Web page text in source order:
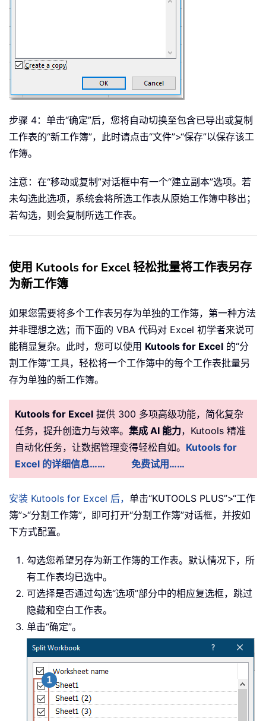
步骤 4：单击“确定”后，您将自动切换至包含已导出或复制
工作表的“新工作簿”，此时请点击“文件”>“保存”以保存该工
作簿。
注意：在“移动或复制”对话框中有一个“建立副本”选项。若
未勾选此选项，系统会将所选工作表从原始工作簿中移出；
若勾选，则会复制所选工作表。
使用 Kutools for Excel 轻松批量将工作表另存
为新工作簿
如果您需要将多个工作表另存为单独的工作簿，第一种方法
并非理想之选；而下面的 VBA 代码对 Excel 初学者来说可
能稍显复杂。此时，您可以使用 Kutools for Excel 的“分
割工作簿”工具，轻松将一个工作簿中的每个工作表批量另
存为单独的新工作簿。
Kutools for Excel 提供 300 多项高级功能，简化复杂
任务，提升创造力与效率。 集成 AI 能力，Kutools 精准
自动化任务，让数据管理变得轻松自如。 Kutools for
Excel 的详细信息……
免费试用……
安装 Kutools for Excel 后， 单击“KUTOOLS PLUS”>“工作
簿”>“分割工作簿”，即可打开“分割工作簿”对话框，并按如
下方式配置。
勾选您希望另存为新工作簿的工作表。默认情况下，所
有工作表均已选中。
可选择是否通过勾选“选项”部分中的相应复选框，跳过
隐藏和空白工作表。
单击“确定”。